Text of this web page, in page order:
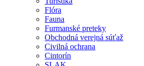
Flóra
Fauna
Furmanské preteky
Obchodná verejná súťaž
Civilná ochrana
Cintorín